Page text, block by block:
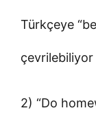
Türkçeye
çevrilebiliyor
2) “Do